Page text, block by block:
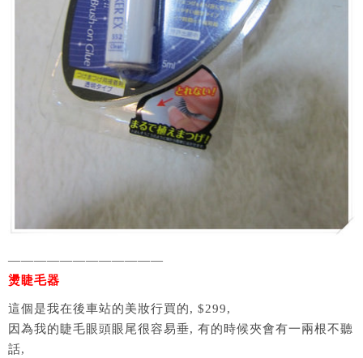
————————————
燙睫毛器
這個是我在後車站的美妝行買的, $299,
因為我的睫毛眼頭眼尾很容易垂, 有的時候夾會有一兩根不聽
話,